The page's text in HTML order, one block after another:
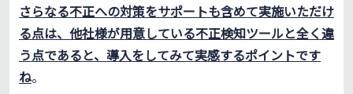
さらなる不正への対策をサポートも含めて実施いただけ
る点は、他社様が用意している不正検知ツールと全く違
う点であると、導入をしてみて実感するポイントです
ね。